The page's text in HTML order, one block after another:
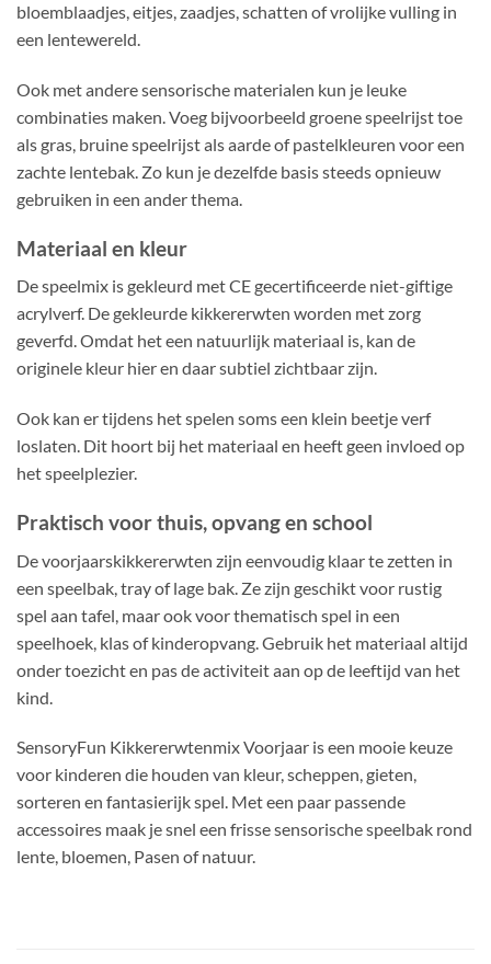
bloemblaadjes, eitjes, zaadjes, schatten of vrolijke vulling in
een lentewereld.
Ook met andere sensorische materialen kun je leuke
combinaties maken. Voeg bijvoorbeeld groene speelrijst toe
als gras, bruine speelrijst als aarde of pastelkleuren voor een
zachte lentebak. Zo kun je dezelfde basis steeds opnieuw
gebruiken in een ander thema.
Materiaal en kleur
De speelmix is gekleurd met CE gecertificeerde niet-giftige
acrylverf. De gekleurde kikkererwten worden met zorg
geverfd. Omdat het een natuurlijk materiaal is, kan de
originele kleur hier en daar subtiel zichtbaar zijn.
Ook kan er tijdens het spelen soms een klein beetje verf
loslaten. Dit hoort bij het materiaal en heeft geen invloed op
het speelplezier.
Praktisch voor thuis, opvang en school
De voorjaarskikkererwten zijn eenvoudig klaar te zetten in
een speelbak, tray of lage bak. Ze zijn geschikt voor rustig
spel aan tafel, maar ook voor thematisch spel in een
speelhoek, klas of kinderopvang. Gebruik het materiaal altijd
onder toezicht en pas de activiteit aan op de leeftijd van het
kind.
SensoryFun Kikkererwtenmix Voorjaar is een mooie keuze
voor kinderen die houden van kleur, scheppen, gieten,
sorteren en fantasierijk spel. Met een paar passende
accessoires maak je snel een frisse sensorische speelbak rond
lente, bloemen, Pasen of natuur.